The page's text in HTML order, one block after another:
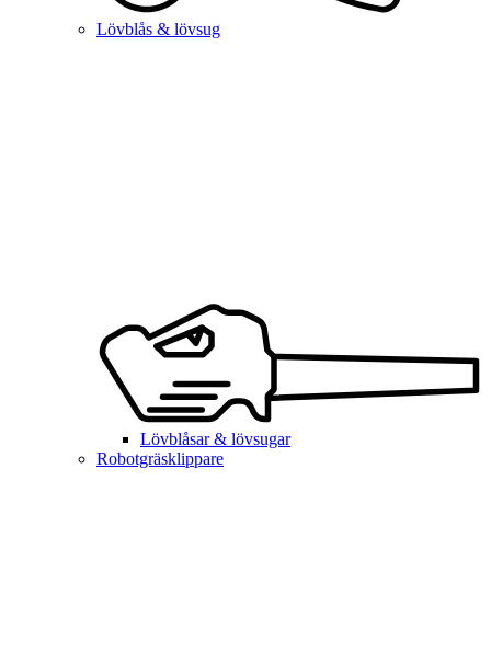
Lövblås & lövsug
Lövblåsar & lövsugar
Robotgräsklippare